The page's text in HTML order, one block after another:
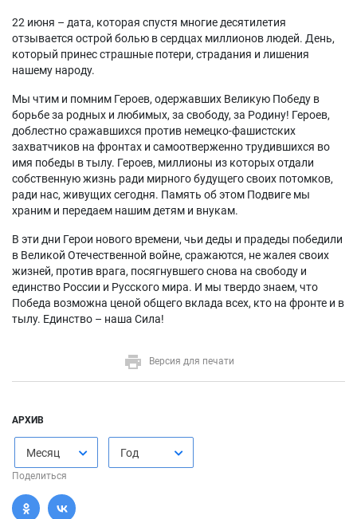
22 июня – дата, которая спустя многие десятилетия
отзывается острой болью в сердцах миллионов людей. День,
который принес страшные потери, страдания и лишения
нашему народу.
Мы чтим и помним Героев, одержавших Великую Победу в
борьбе за родных и любимых, за свободу, за Родину! Героев,
доблестно сражавшихся против немецко-фашистских
захватчиков на фронтах и самоотверженно трудившихся во
имя победы в тылу. Героев, миллионы из которых отдали
собственную жизнь ради мирного будущего своих потомков,
ради нас, живущих сегодня. Память об этом Подвиге мы
храним и передаем нашим детям и внукам.
В эти дни Герои нового времени, чьи деды и прадеды победили
в Великой Отечественной войне, сражаются, не жалея своих
жизней, против врага, посягнувшего снова на свободу и
единство России и Русского мира. И мы твердо знаем, что
Победа возможна ценой общего вклада всех, кто на фронте и в
тылу. Единство – наша Сила!
Версия для печати
АРХИВ
Месяц Год
Поделиться